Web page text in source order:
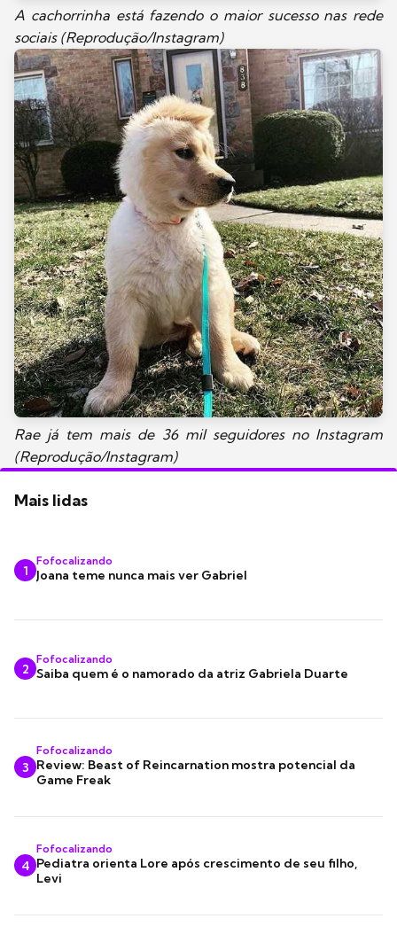
A cachorrinha está fazendo o maior sucesso nas rede
sociais (Reprodução/Instagram)
Rae já tem mais de 36 mil seguidores no Instagram
(Reprodução/Instagram)
Mais lidas
1
Fofocalizando
Joana teme nunca mais ver Gabriel
2
Fofocalizando
Saiba quem é o namorado da atriz Gabriela Duarte
3
Fofocalizando
Review: Beast of Reincarnation mostra potencial da
Game Freak
4
Fofocalizando
Pediatra orienta Lore após crescimento de seu filho,
Levi